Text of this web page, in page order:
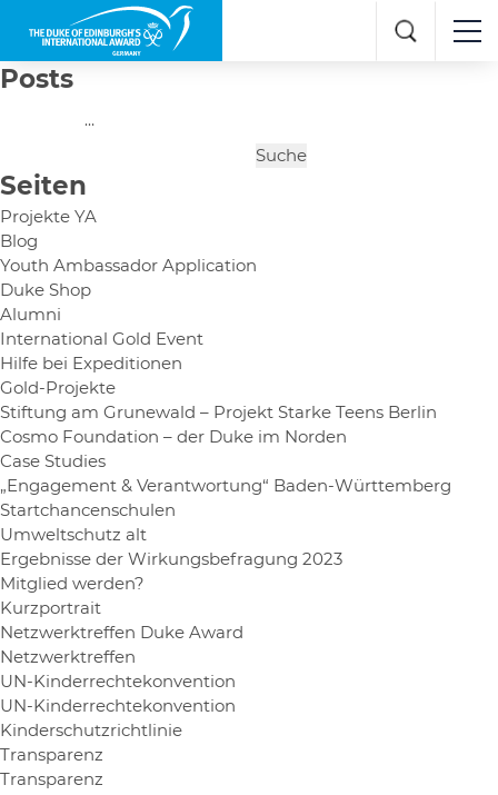
Posts
…
nach:
Seiten
Projekte YA
Blog
Youth Ambassador Application
Duke Shop
Alumni
International Gold Event
Hilfe bei Expeditionen
Gold-Projekte
Stiftung am Grunewald – Projekt Starke Teens Berlin
Cosmo Foundation – der Duke im Norden
Case Studies
„Engagement & Verantwortung“ Baden-Württemberg
Startchancenschulen
Umweltschutz alt
Ergebnisse der Wirkungsbefragung 2023
Mitglied werden?
Kurzportrait
Netzwerktreffen Duke Award
Netzwerktreffen
UN-Kinderrechtekonvention
UN-Kinderrechtekonvention
Kinderschutzrichtlinie
Transparenz
Transparenz